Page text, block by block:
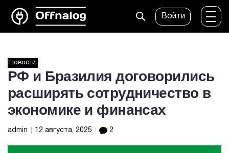
Войти
Новости
РФ и Бразилия договорились
расширять сотрудничество в
экономике и финансах
admin 12 августа, 2025 2